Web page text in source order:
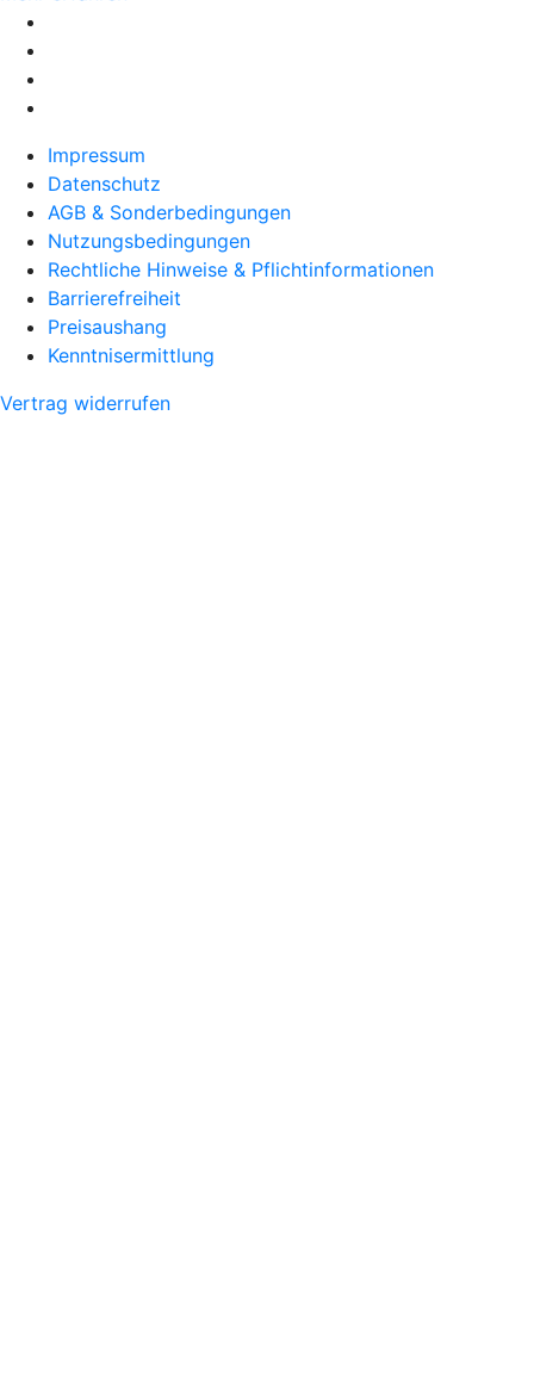
Impressum
Datenschutz
AGB & Sonderbedingungen
Nutzungsbedingungen
Rechtliche Hinweise & Pflichtinformationen
Barrierefreiheit
Preisaushang
Kenntnisermittlung
Vertrag widerrufen